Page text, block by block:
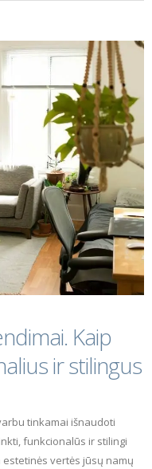
Kaip
ir stilingus
tinkamai išnaudoti
funkcionalūs ir stilingi
vertės jūsų namų